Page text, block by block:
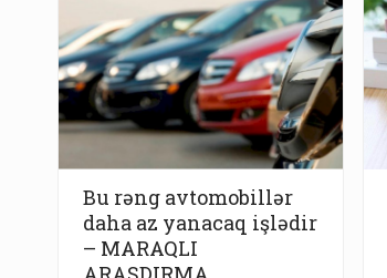
Bu rəng avtomobillər
daha az yanacaq işlədir
– MARAQLI